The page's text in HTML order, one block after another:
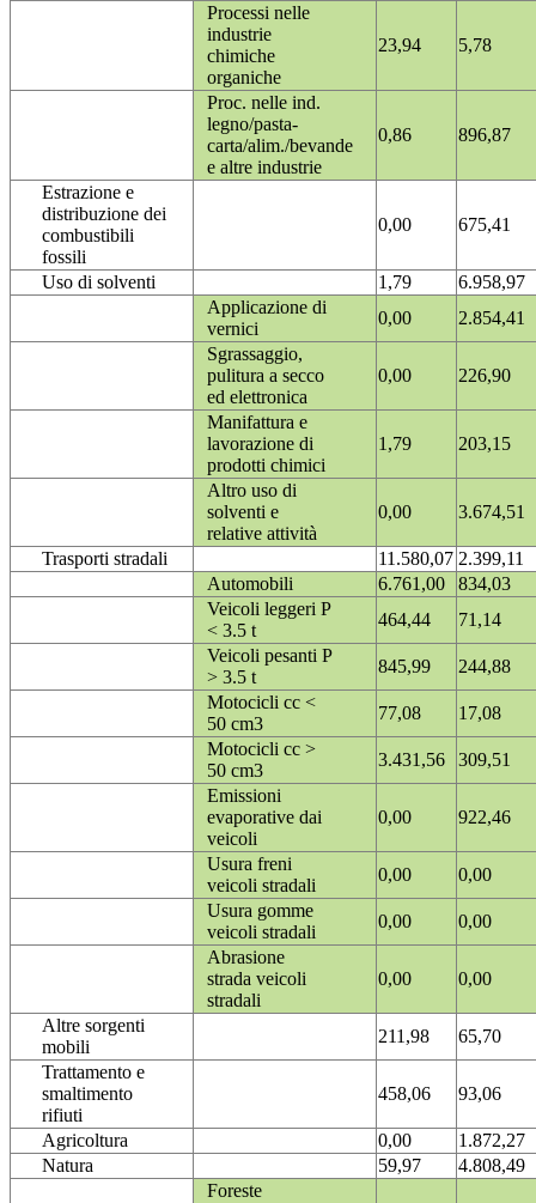
Processi nelle
industrie
chimiche
organiche
23,94 5,78
Proc. nelle ind.
legno/pasta-
carta/alim./bevande
e altre industrie
0,86 896,87
Estrazione e
distribuzione dei
combustibili
fossili
0,00 675,41
Uso di solventi 1,79
6.958,97
Applicazione di
vernici
0,00
2.854,41
Sgrassaggio,
pulitura a secco
ed elettronica
0,00 226,90
Manifattura e
lavorazione di
prodotti chimici
1,79 203,15
Altro uso di
solventi e
relative attività
0,00 3.674,51
Trasporti stradali 11.580,07 2.399,11
Automobili
6.761,00
834,03
Veicoli leggeri P
< 3.5 t
464,44
71,14
Veicoli pesanti P
> 3.5 t
845,99
244,88
Motocicli cc <
50 cm3
77,08
17,08
Motocicli cc >
50 cm3
3.431,56
309,51
Emissioni
evaporative dai
veicoli
0,00 922,46
Usura freni
veicoli stradali
0,00
0,00
Usura gomme
veicoli stradali
0,00
0,00
Abrasione
strada veicoli
stradali
0,00 0,00
Altre sorgenti
mobili
211,98
65,70
Trattamento e
smaltimento
rifiuti
458,06 93,06
Agricoltura 0,00
1.872,27
Natura
59,97
4.808,49
Foreste